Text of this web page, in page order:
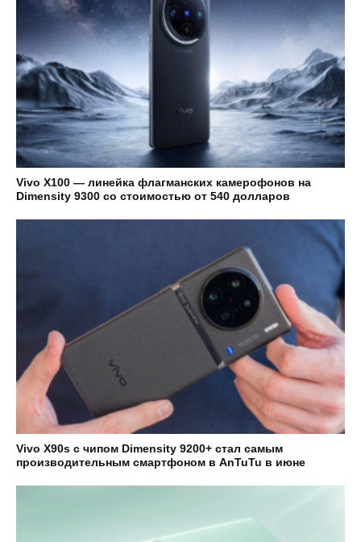
Vivo X100 — линейка флагманских камерофонов на
Dimensity 9300 со стоимостью от 540 долларов
Vivo X90s с чипом Dimensity 9200+ стал самым
производительным смартфоном в AnTuTu в июне